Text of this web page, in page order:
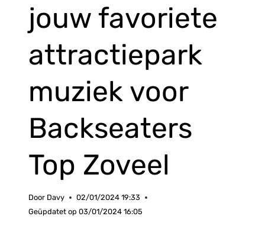
jouw favoriete
attractiepark
muziek voor
Backseaters
Top Zoveel
Door Davy
02/01/2024 19:33
Geüpdatet op 03/01/2024 16:05